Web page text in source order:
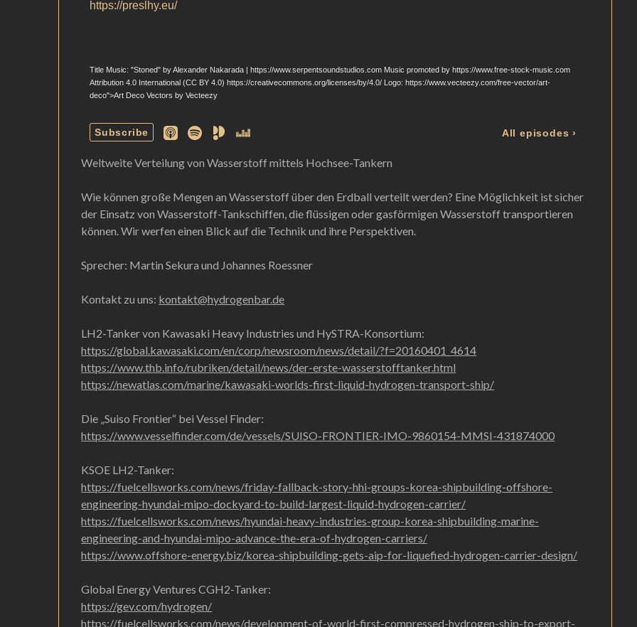
Weltweite Verteilung von Wasserstoff mittels Hochsee-Tankern
Wie können große Mengen an Wasserstoff über den Erdball verteilt werden? Eine Möglichkeit ist sicher
der Einsatz von Wasserstoff-Tankschiffen, die flüssigen oder gasförmigen Wasserstoff transportieren
können. Wir werfen einen Blick auf die Technik und ihre Perspektiven.
Sprecher: Martin Sekura und Johannes Roessner
Kontakt zu uns: kontakt@hydrogenbar.de
LH2-Tanker von Kawasaki Heavy Industries und HySTRA-Konsortium:
https://global.kawasaki.com/en/corp/newsroom/news/detail/?f=20160401_4614
https://www.thb.info/rubriken/detail/news/der-erste-wasserstofftanker.html
https://newatlas.com/marine/kawasaki-worlds-first-liquid-hydrogen-transport-ship/
Die „Suiso Frontier“ bei Vessel Finder:
https://www.vesselfinder.com/de/vessels/SUISO-FRONTIER-IMO-9860154-MMSI-431874000
KSOE LH2-Tanker:
https://fuelcellsworks.com/news/friday-fallback-story-hhi-groups-korea-shipbuilding-offshore-
engineering-hyundai-mipo-dockyard-to-build-largest-liquid-hydrogen-carrier/
https://fuelcellsworks.com/news/hyundai-heavy-industries-group-korea-shipbuilding-marine-
engineering-and-hyundai-mipo-advance-the-era-of-hydrogen-carriers/
https://www.offshore-energy.biz/korea-shipbuilding-gets-aip-for-liquefied-hydrogen-carrier-design/
Global Energy Ventures CGH2-Tanker:
https://gev.com/hydrogen/
https://fuelcellsworks.com/news/development-of-world-first-compressed-hydrogen-ship-to-export-